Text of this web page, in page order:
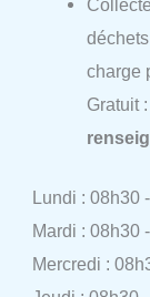
charge
Gratuit :
Lundi : 08h30
Mardi : 08h30
Mercredi :